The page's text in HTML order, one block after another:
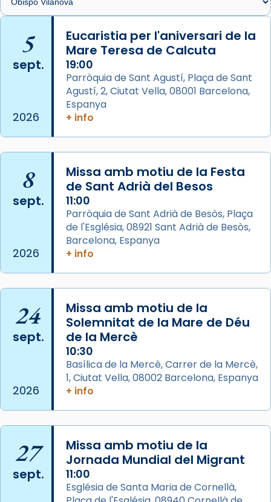
de Barcelona.
2 weeks ago
Aquest dilluns, 27 de juliol, ha tingut lloc la
missa d’acció de gràcies en agraïment al
comitè organitzador de la visita apostòlica
del Sant Pare Lleó XIV a Barcelona, i als
L’arquebisbe de Barcelona, el cardenal Joan
Josep Omella, ha presidit la missa i l’ha
concelebrat el bisbe auxiliar de Barcelona,
Mons. David Abadías.
📸 Dr. G. Simón
View on Facebook ·
Arquebisbat de Barcelona
Memòria de les santes Juliana i
Semproniana, verges i màrtirs.
Acompanyant la història de sant Cugat, a
partir de l’Edat Mitjana sorgeix la tradició
que les santes Juliana (“relatiu a Júlia”) i
que les santes són filles de l’antiga Iluro.
Mataró en reivindicarà les relíq
...Ver más
5
sept.
2026
Eucaristia per l'aniversari de la
Mare Teresa de Calcuta
19:00
Parròquia de Sant Agustí, Plaça de Sant
Agustí, 2, Ciutat Vella, 08001 Barcelona,
Espanya
+ info
8
sept.
2026
Missa amb motiu de la Festa
de Sant Adrià del Besos
11:00
Parròquia de Sant Adrià de Besòs, Plaça
de l'Església, 08921 Sant Adrià de Besòs,
Barcelona, Espanya
+ info
24
sept.
2026
Missa amb motiu de la
Solemnitat de la Mare de Déu
de la Mercè
10:30
Basílica de la Mercè, Carrer de la Mercè,
1, Ciutat Vella, 08002 Barcelona, Espanya
+ info
27
sept.
Missa amb motiu de la
Jornada Mundial del Migrant
11:00
Església de Santa Maria de Cornellà,